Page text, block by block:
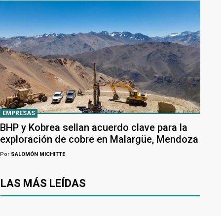
EMPRESAS
BHP y Kobrea sellan acuerdo clave para la
exploración de cobre en Malargüe, Mendoza
Por SALOMÓN MICHITTE
LAS MÁS LEÍDAS